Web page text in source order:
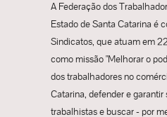
A Federação dos
Estado de Santa Catarina é
Sindicatos, que atuam em
como missão "Melhorar o
dos trabalhadores no
Catarina, defender e garantir
trabalhistas e buscar - por